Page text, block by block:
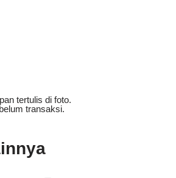
tertulis di foto.
transaksi.